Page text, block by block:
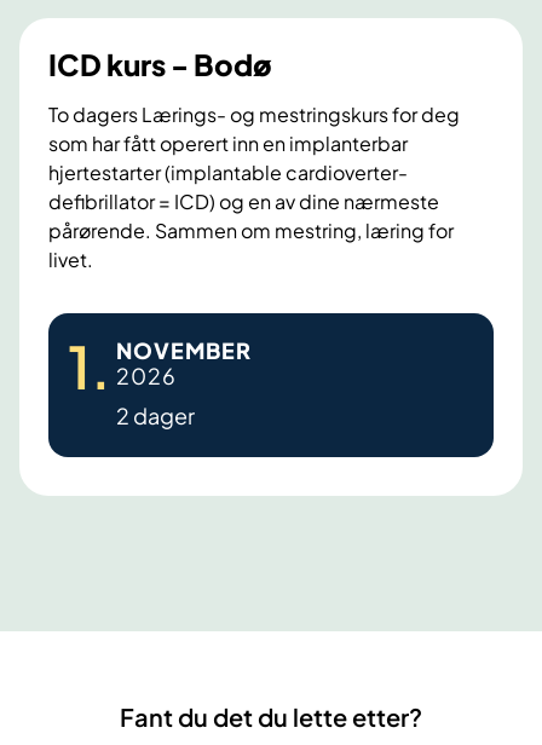
k
u
r
s
-
B
o
d
ICD kurs - Bodø
To dagers Lærings- og mestringskurs for deg
som har fått operert inn en implanterbar
hjertestarter (implantable cardioverter-
defibrillator = ICD) og en av dine nærmeste
pårørende. Sammen om mestring, læring for
livet.
I
u
r
1. NOVEMBER
2026
2 dager
Fant du det du lette etter?